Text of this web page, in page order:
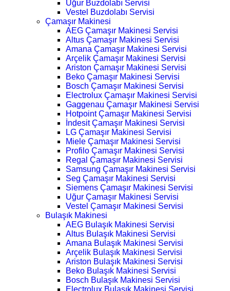
Uğur Buzdolabı Servisi
Vestel Buzdolabı Servisi
Çamaşır Makinesi
AEG Çamaşır Makinesi Servisi
Altus Çamaşır Makinesi Servisi
Amana Çamaşır Makinesi Servisi
Arçelik Çamaşır Makinesi Servisi
Ariston Çamaşır Makinesi Servisi
Beko Çamaşır Makinesi Servisi
Bosch Çamaşır Makinesi Servisi
Electrolux Çamaşır Makinesi Servisi
Gaggenau Çamaşır Makinesi Servisi
Hotpoint Çamaşır Makinesi Servisi
İndesit Çamaşır Makinesi Servisi
LG Çamaşır Makinesi Servisi
Miele Çamaşır Makinesi Servisi
Profilo Çamaşır Makinesi Servisi
Regal Çamaşır Makinesi Servisi
Samsung Çamaşır Makinesi Servisi
Seg Çamaşır Makinesi Servisi
Siemens Çamaşır Makinesi Servisi
Uğur Çamaşır Makinesi Servisi
Vestel Çamaşır Makinesi Servisi
Bulaşık Makinesi
AEG Bulaşık Makinesi Servisi
Altus Bulaşık Makinesi Servisi
Amana Bulaşık Makinesi Servisi
Arçelik Bulaşık Makinesi Servisi
Ariston Bulaşık Makinesi Servisi
Beko Bulaşık Makinesi Servisi
Bosch Bulaşık Makinesi Servisi
Electrolux Bulaşık Makinesi Servisi